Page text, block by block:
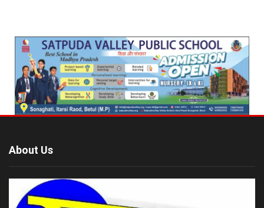
About Us